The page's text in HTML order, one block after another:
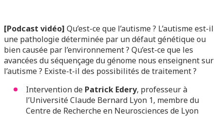
[Podcast vidéo] Qu’est-ce que l’autisme ? L’autisme est-il
une pathologie déterminée par un défaut génétique ou
bien causée par l’environnement ? Qu’est-ce que les
avancées du séquençage du génome nous enseignent sur
l’autisme ? Existe-t-il des possibilités de traitement ?
Intervention de Patrick Edery, professeur à
l’Université Claude Bernard Lyon 1, membre du
Centre de Recherche en Neurosciences de Lyon